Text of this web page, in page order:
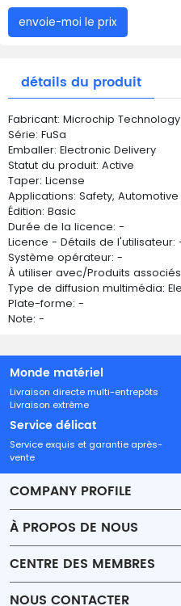
envoie-moi le prix
détails du produit
Fabricant: Microchip Technology
Série: FuSa
Emballer: Electronic Delivery
Statut du produit: Active
Taper: License
Applications: Safety, Automotive
Édition: Basic
Durée de la licence: -
Licence - Détails de l'utilisateur:
Système opérateur: -
À utiliser avec/Produits
Type de diffusion multimédia:
Plate-forme: -
Note: -
Monde matériel
Livraison directe multi-entrepôts
Livraison extrême
Service délicat
Service exquis et garantie après-
vente
COMPANY PROFILE
À PROPOS DE NOUS
Shipping
CENTRE DES MEMBRES
NOUS CONTACTER